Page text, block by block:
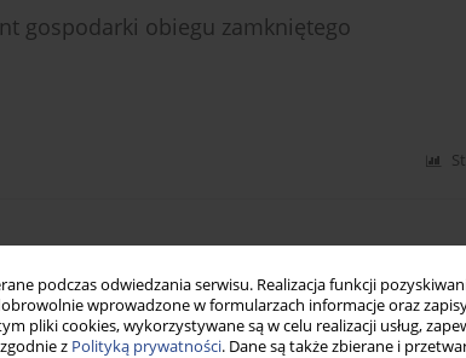
podczas odwiedzania serwisu. Realizacja funkcji
wprowadzone w formularzach informacje oraz
pliki cookies, wykorzystywane są w celu realizacji usług,
z Polityką prywatności. Dane są także zbierane i
gospodarki obiegu zamkniętego